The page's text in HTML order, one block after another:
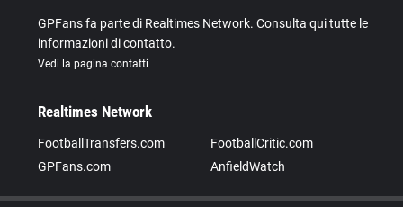
GPFans fa parte di Realtimes Network. Consulta qui tutte le
informazioni di contatto.
Vedi la pagina contatti
Realtimes Network
FootballTransfers.com
FootballCritic.com
GPFans.com
AnfieldWatch